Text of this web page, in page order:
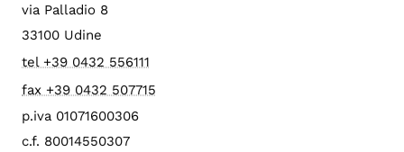
via Palladio 8
33100 Udine
tel +39 0432 556111
fax +39 0432 507715
p.iva 01071600306
c.f. 80014550307